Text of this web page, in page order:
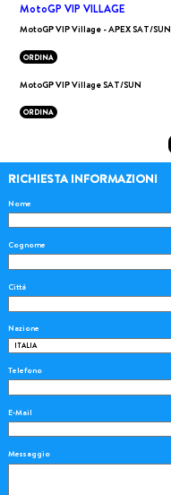
MotoGP VIP VILLAGE
MotoGP VIP Village - APEX SAT/SUN
ORDINA
MotoGP VIP Village SAT/SUN
ORDINA
RICHIESTA INFORMAZIONI
Nome
Cognome
Città
Nazione
Telefono
E-Mail
Messaggio